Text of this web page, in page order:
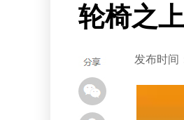
轮椅之
发布时间